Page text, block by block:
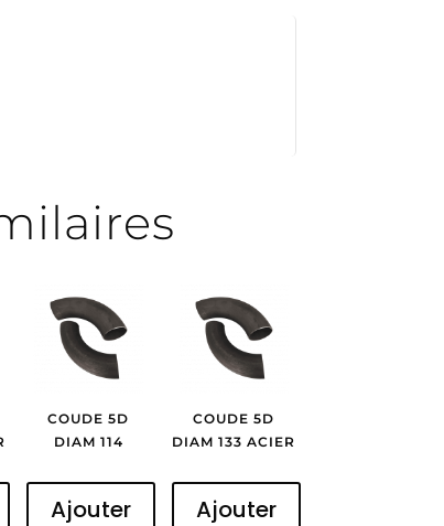
COUDE 5D
DIAM 114
Ajouter
COUDE 5D
DIAM 133 ACIER
Ajouter